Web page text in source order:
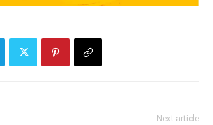
Next article